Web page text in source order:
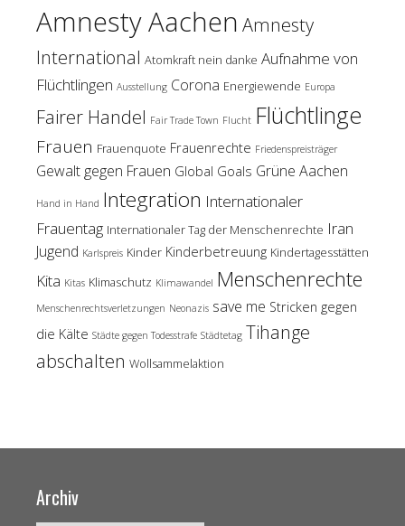
Amnesty Aachen Amnesty
International Atomkraft nein danke Aufnahme von
Flüchtlingen Ausstellung Corona Energiewende Europa
Fairer Handel Fair Trade Town Flucht Flüchtlinge
Frauen Frauenquote Frauenrechte Friedenspreisträger
Gewalt gegen Frauen Global Goals Grüne Aachen
Hand in Hand Integration Internationaler
Frauentag Internationaler Tag der Menschenrechte Iran
Jugend Karlspreis Kinder Kinderbetreuung Kindertagesstätten
Kita Kitas Klimaschutz Klimawandel Menschenrechte
Menschenrechtsverletzungen Neonazis save me Stricken gegen
die Kälte Städte gegen Todesstrafe Städtetag Tihange
abschalten Wollsammelaktion
Archiv